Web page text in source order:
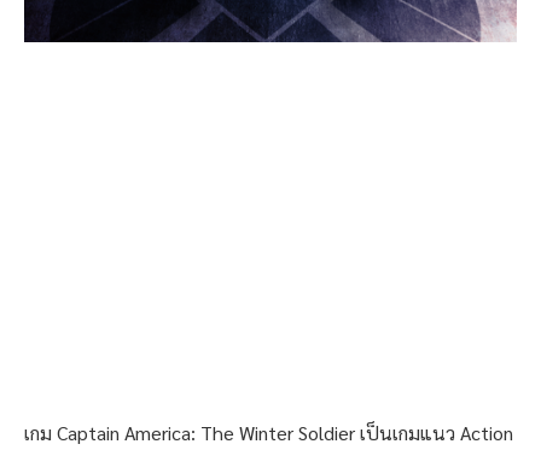
เกม Captain America: The Winter Soldier เป็นเกมแนว Action